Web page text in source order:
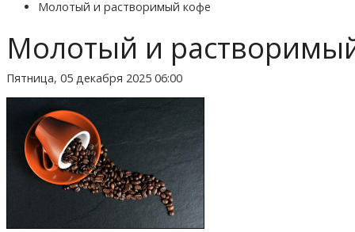
Молотый и растворимый кофе
Молотый и
Пятница, 05 декабря 2025 06:00